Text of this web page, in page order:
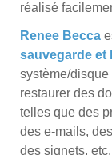
réalisé
Renee Becca
sauvegarde et
système/disque
restaurer des
telles que des
des e-mails,
des signets,